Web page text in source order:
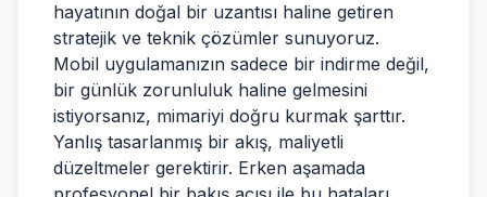
hayatının doğal bir uzantısı haline getiren
stratejik ve teknik çözümler sunuyoruz.
Mobil uygulamanızın sadece bir indirme değil,
bir günlük zorunluluk haline gelmesini
istiyorsanız, mimariyi doğru kurmak şarttır.
Yanlış tasarlanmış bir akış, maliyetli
düzeltmeler gerektirir. Erken aşamada